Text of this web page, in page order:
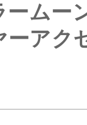
ームー
ーアク